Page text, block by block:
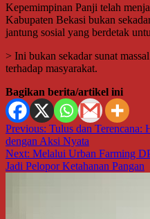
Kepemimpinan Panji telah
Kabupaten Bekasi bukan
jantung sosial yang berdetak
> Ini bukan sekadar sunat
terhadap masyarakat.
Bagikan berita/artikel ini
Navigasi
pos
Previous: Tulus dan Terencana:
dengan Aksi Nyata
Next: Melalui Urban Farming
Jadi Pelopor Ketahanan Pangan